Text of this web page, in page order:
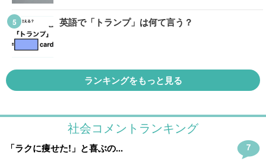
英語で「トランプ」は何て言う？
ランキングをもっと見る